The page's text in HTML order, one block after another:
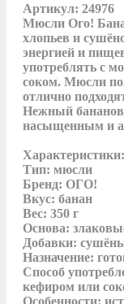
Артикул: 24976
Мюсли Ого!
хлопьев и
энергией и
употреблять с
соком. Мюсли
отлично
Нежный
насыщенным и
Характеристики:
Тип: мюсли
Бренд: ОГО!
Вкус: банан
Вес: 350 г
Основа:
Добавки:
Назначение:
Способ
кефиром или
Особенности: